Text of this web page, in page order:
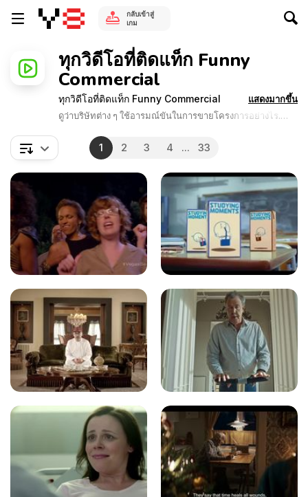
กลับเข้าสู่
เกม
ทุกวิดีโอที่ติดแท็ก Funny
Commercial
ทุกวิดีโอที่ติดแท็ก Funny Commercial
ดูว่าบริษัทต่าง ๆ ใช้อารมณ์ขันในการขายโครงการอย่างไร.
ให้เห็นว่าการใช้แมวทำเรื่องตลกสร้างองค์ประกอบที่สนุกสนาน
ได้อย่างไร. แบรนด์ใหญ่ต้องการเชื่อมโยงผลิตภัณฑ์ของตนกับ
ความสุขที่ได้รับจากช่วงเวลาที่สนุกสนาน.
แสดงมากขึ้น
1 2 3 4 ... 33